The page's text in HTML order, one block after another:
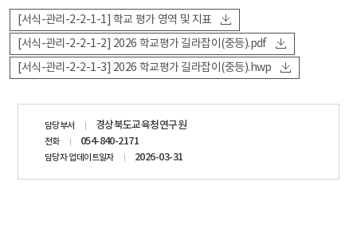
[서식-관리-2-2-1-1] 학교 평가 영역 및 지표
[서식-관리-2-2-1-2] 2026 학교평가 길라잡이(중등).pdf
[서식-관리-2-2-1-3] 2026 학교평가 길라잡이(중등).hwp
담당부서 경상북도교육청연구원
전화 054-840-2171
담당자 업데이트일자 2026-03-31